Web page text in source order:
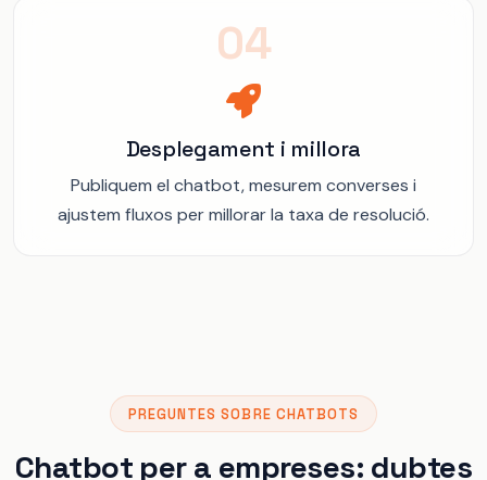
04
Desplegament i millora
Publiquem el chatbot, mesurem converses i
ajustem fluxos per millorar la taxa de resolució.
PREGUNTES SOBRE CHATBOTS
Chatbot per a empreses: dubtes